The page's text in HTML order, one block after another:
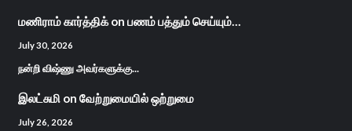
மணிராம் கார்த்திக்on பணம் பத்தும் செய்யும்…
July 30, 2026
நன்றி விஷ்ணு அவர்களுக்கு...
இலட்சுமி on வேற்றுமையில் ஒற்றுமை
July 26, 2026